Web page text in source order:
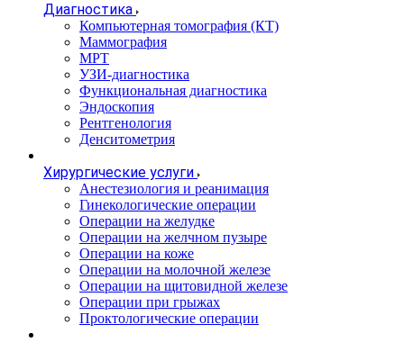
Диагностика
Компьютерная томография (КТ)
Маммография
МРТ
УЗИ-диагностика
Функциональная диагностика
Эндоскопия
Рентгенология
Денситометрия
Хирургические услуги
Анестезиология и реанимация
Гинекологические операции
Операции на желудке
Операции на желчном пузыре
Операции на коже
Операции на молочной железе
Операции на щитовидной железе
Операции при грыжах
Проктологические операции